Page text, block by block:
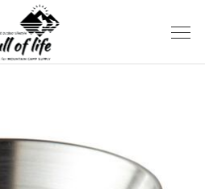
WEAR